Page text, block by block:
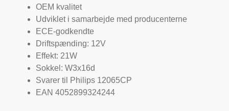
OEM kvalitet
Udviklet i samarbejde med producenterne
ECE-godkendte
Driftspænding: 12V
Effekt: 21W
Sokkel: W3x16d
Svarer til Philips 12065CP
EAN 4052899324244